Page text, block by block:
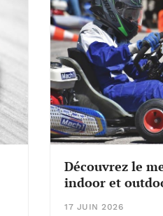
Découvrez le
indoor et
17 JUIN 2026